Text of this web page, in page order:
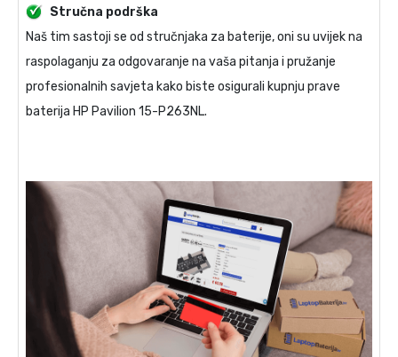
Stručna podrška
Naš tim sastoji se od stručnjaka za baterije, oni su uvijek na
raspolaganju za odgovaranje na vaša pitanja i pružanje
profesionalnih savjeta kako biste osigurali kupnju prave
baterija HP Pavilion 15-P263NL.